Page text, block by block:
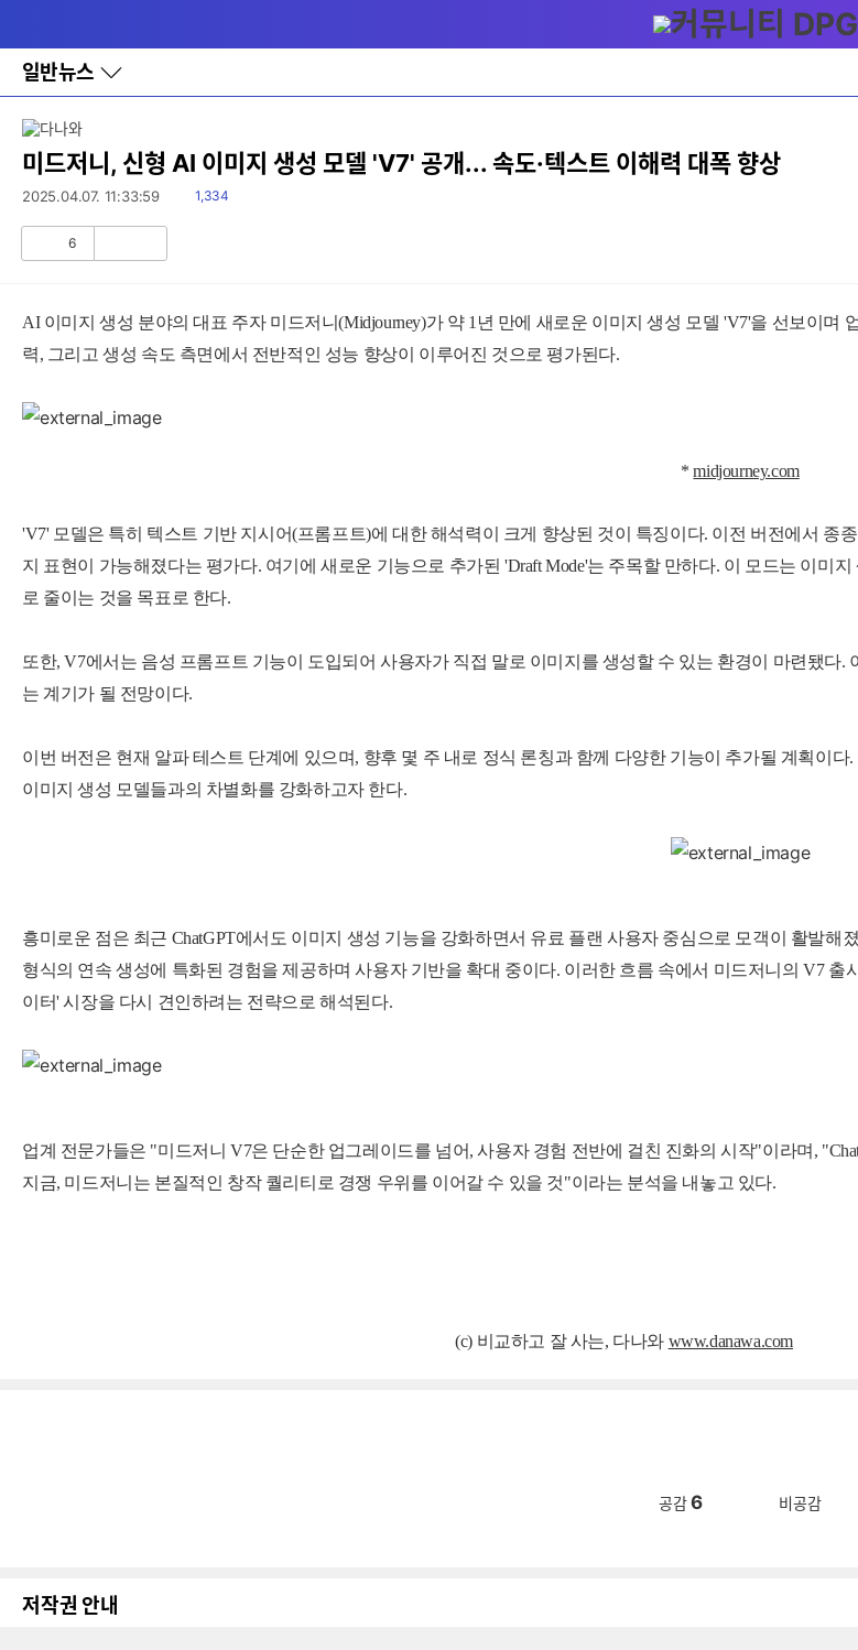
와
홈
일반뉴스
바
로
이
어
토
미드저니, 신형 AI 이미지 생성 모델 'V7' 공개... 속도·텍스트 이해력 대폭 향상
2025.04.07. 11:33:59
읽
1,334
6
AI 이미지 생성 분야의 대표 주자 미드저니(Midjourney)가 약 1년 만에 새로운 이미지 생성 모델 'V7'을 선보이며
력, 그리고 생성 속도 측면에서 전반적인 성능 향상이 이루어진 것으로 평가된다.
*midjourney.com
'V7' 모델은 특히 텍스트 기반 지시어(프롬프트)에 대한 해석력이 크게 향상된 것이 특징이다. 이전 버전에서 종
지 표현이 가능해졌다는 평가다. 여기에 새로운 기능으로 추가된 'Draft Mode'는 주목할 만하다. 이 모드는 이미
로 줄이는 것을 목표로 한다.
또한, V7에서는 음성 프롬프트 기능이 도입되어 사용자가 직접 말로 이미지를 생성할 수 있는 환경이 마련됐다
는 계기가 될 전망이다.
이번 버전은 현재 알파 테스트 단계에 있으며, 향후 몇 주 내로 정식 론칭과 함께 다양한 기능이 추가될 계획이
이미지 생성 모델들과의 차별화를 강화하고자 한다.
흥미로운 점은 최근 ChatGPT에서도 이미지 생성 기능을 강화하면서 유료 플랜 사용자 중심으로 모객이 활발
형식의 연속 생성에 특화된 경험을 제공하며 사용자 기반을 확대 중이다. 이러한 흐름 속에서 미드저니의 V7
이터' 시장을 다시 견인하려는 전략으로 해석된다.
업계 전문가들은 "미드저니 V7은 단순한 업그레이드를 넘어, 사용자 경험 전반에 걸친 진화의 시작"이라며,
지금, 미드저니는 본질적인 창작 퀄리티로 경쟁 우위를 이어갈 수 있을 것"이라는 분석을 내놓고 있다.
(c) 비교하고 잘 사는, 다나와 www.danawa.com
공감6 비공감
저작권 안내